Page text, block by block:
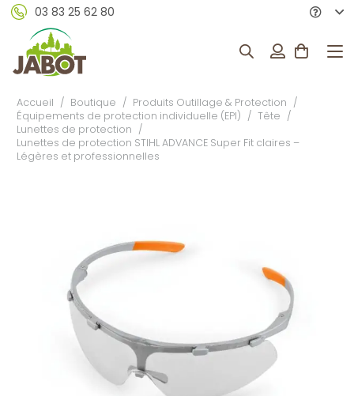
03 83 25 62 80
Accueil / Boutique / Produits Outillage & Protection /
Équipements de protection individuelle (EPI) / Tête /
Lunettes de protection /
Lunettes de protection STIHL ADVANCE Super Fit claires –
Légères et professionnelles